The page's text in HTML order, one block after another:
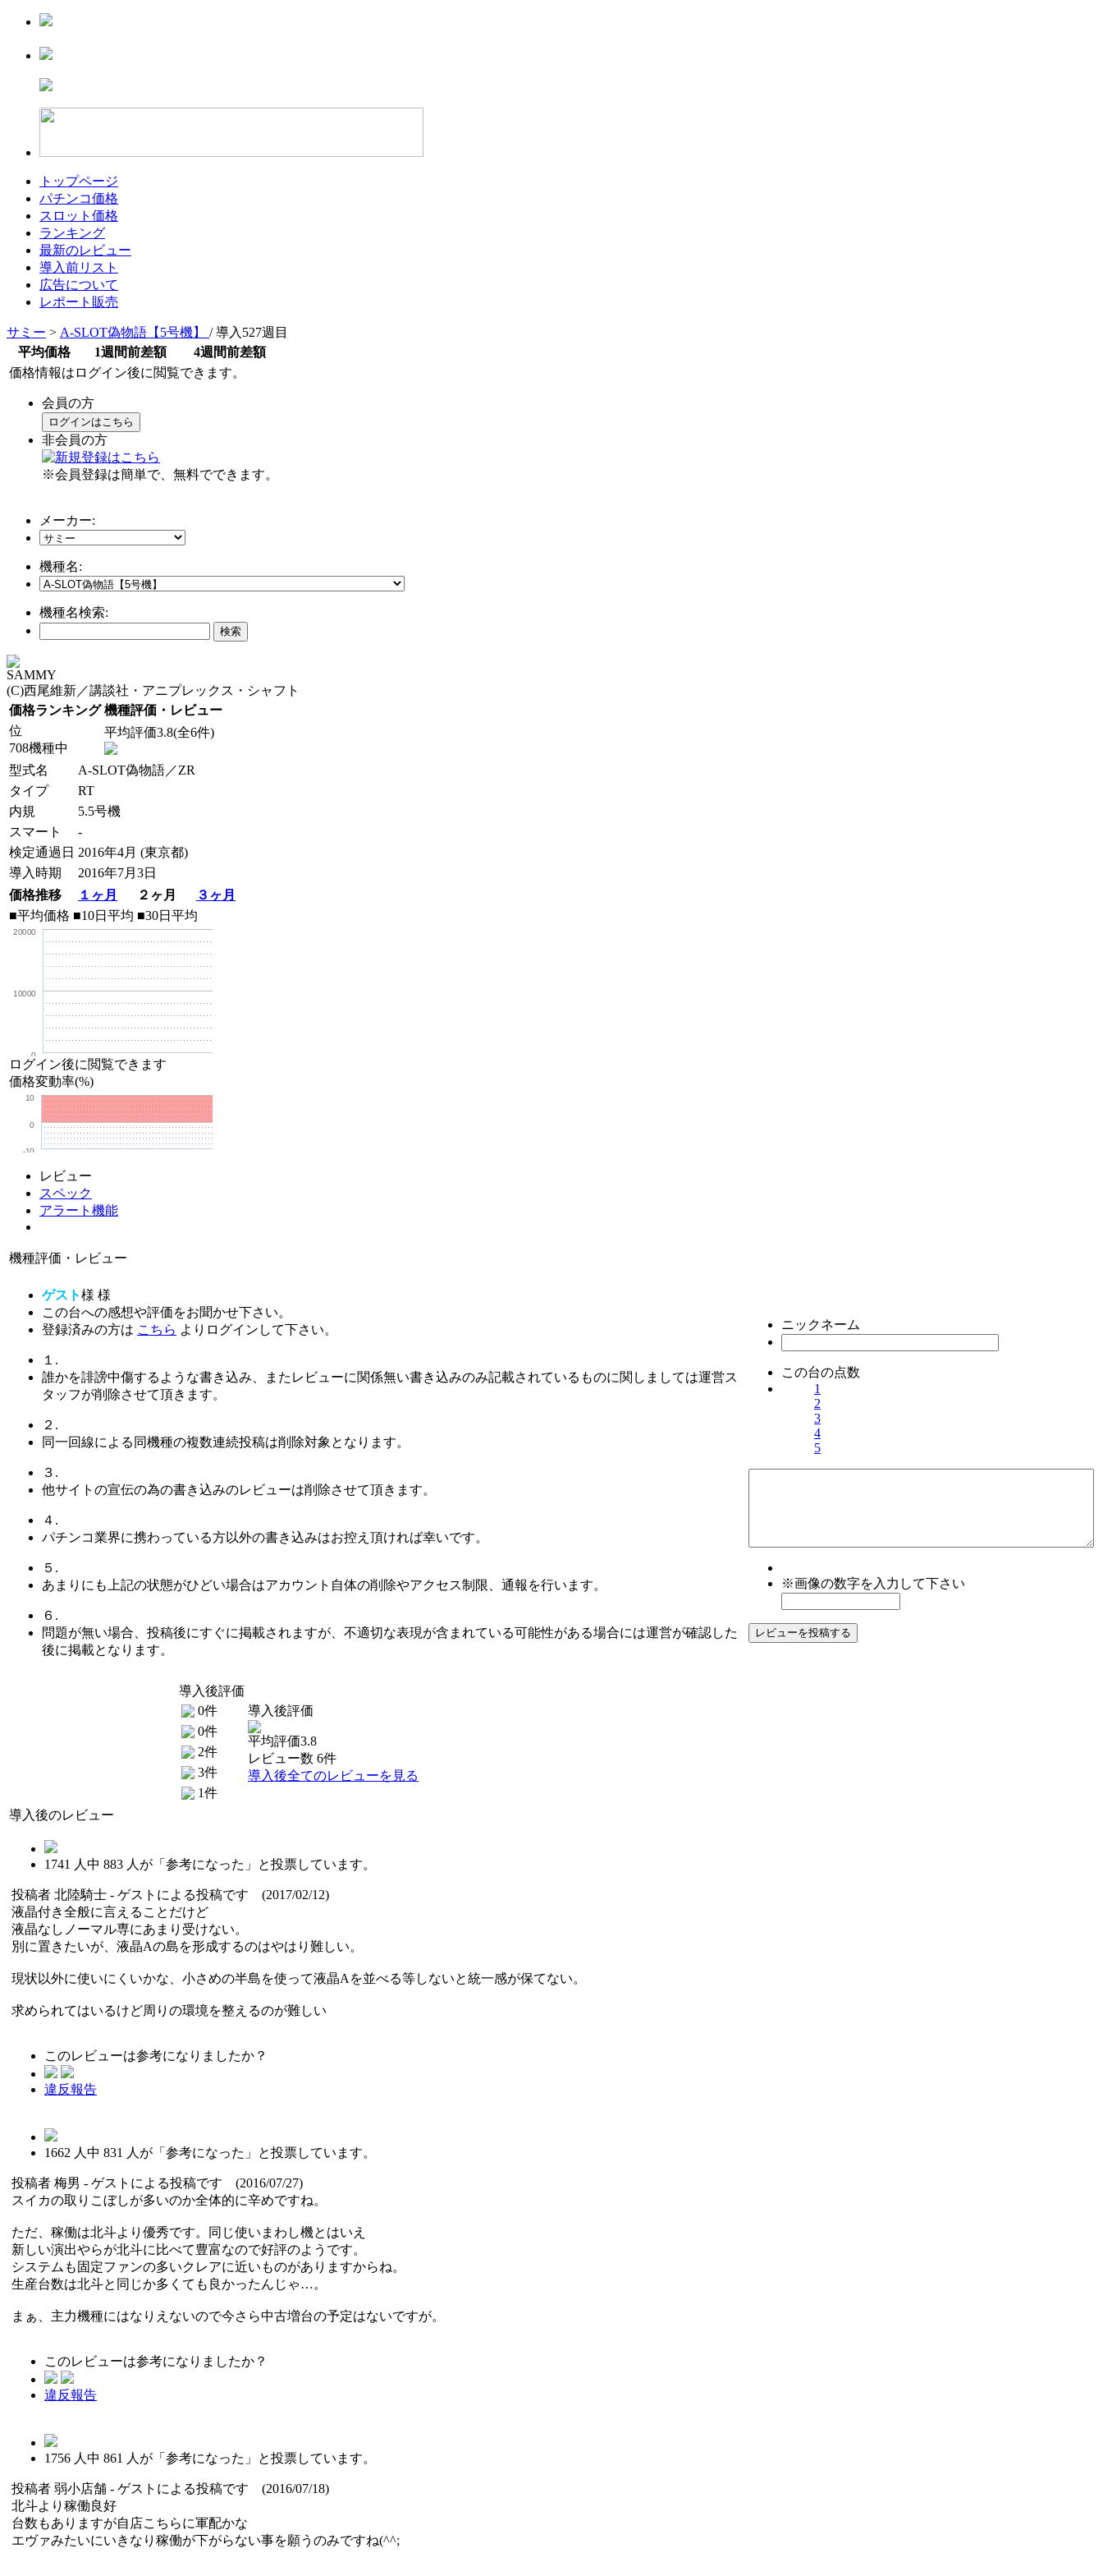
トップページ
パチンコ価格
スロット価格
ランキング
最新のレビュー
導入前リスト
広告について
レポート販売
サミー > A-SLOT偽物語【5号機】 / 導入527週目
平均価格
1週間前差額
4週間前差額
価格情報はログイン後に閲覧できます。
会員の方
ログインはこちら
非会員の方
※会員登録は簡単で、無料でできます。
メーカー:
機種名:
機種名検索:
SAMMY
(C)西尾維新／講談社・アニプレックス・シャフト
価格ランキング 機種評価・レビュー
位
708機種中
平均評価3.8(全6件)
型式名
A-SLOT偽物語／ZR
タイプ
RT
内規
5.5号機
スマート
-
検定通過日 2016年4月 (東京都)
導入時期
2016年7月3日
価格推移
１ヶ月 ２ヶ月
３ヶ月
■平均価格 ■10日平均 ■30日平均
0
10000
20000
ログイン後に閲覧できます
価格変動率(%)
-10
0
10
レビュー
スペック
アラート機能
機種評価・レビュー
ゲスト様 様
この台への感想や評価をお聞かせ下さい。
登録済みの方は こちら よりログインして下さい。
１.
誰かを誹謗中傷するような書き込み、またレビューに関係無い書き込みのみ記載されているものに関しましては運営ス
タッフが削除させて頂きます。
２.
同一回線による同機種の複数連続投稿は削除対象となります。
３.
他サイトの宣伝の為の書き込みのレビューは削除させて頂きます。
４.
パチンコ業界に携わっている方以外の書き込みはお控え頂ければ幸いです。
５.
あまりにも上記の状態がひどい場合はアカウント自体の削除やアクセス制限、通報を行います。
６.
問題が無い場合、投稿後にすぐに掲載されますが、不適切な表現が含まれている可能性がある場合には運営が確認した
後に掲載となります。
ニックネーム
この台の点数
1
2
3
4
5
※画像の数字を入力して下さい
導入後評価
0件
0件
2件
3件
1件
導入後評価
平均評価3.8
レビュー数 6件
導入後全てのレビューを見る
導入後のレビュー
1741 人中 883 人が「参考になった」と投票しています。
投稿者 北陸騎士 - ゲストによる投稿です (2017/02/12)
液晶付き全般に言えることだけど
液晶なしノーマル専にあまり受けない。
別に置きたいが、液晶Aの島を形成するのはやはり難しい。
現状以外に使いにくいかな、小さめの半島を使って液晶Aを並べる等しないと統一感が保てない。
求められてはいるけど周りの環境を整えるのが難しい
このレビューは参考になりましたか？
違反報告
1662 人中 831 人が「参考になった」と投票しています。
投稿者 梅男 - ゲストによる投稿です (2016/07/27)
スイカの取りこぼしが多いのか全体的に辛めですね。
ただ、稼働は北斗より優秀です。同じ使いまわし機とはいえ
新しい演出やらが北斗に比べて豊富なので好評のようです。
システムも固定ファンの多いクレアに近いものがありますからね。
生産台数は北斗と同じか多くても良かったんじゃ…。
まぁ、主力機種にはなりえないので今さら中古増台の予定はないですが。
このレビューは参考になりましたか？
違反報告
1756 人中 861 人が「参考になった」と投票しています。
投稿者 弱小店舗 - ゲストによる投稿です (2016/07/18)
北斗より稼働良好
台数もありますが自店こちらに軍配かな
エヴァみたいにいきなり稼働が下がらない事を願うのみですね(^^;